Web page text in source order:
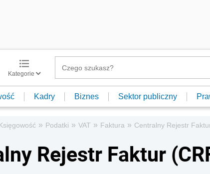
Kategorie
Kadry Biznes Sektor publiczny
» Podatki » VAT » Faktura » Centralny Rejestr
Rejestr Faktur